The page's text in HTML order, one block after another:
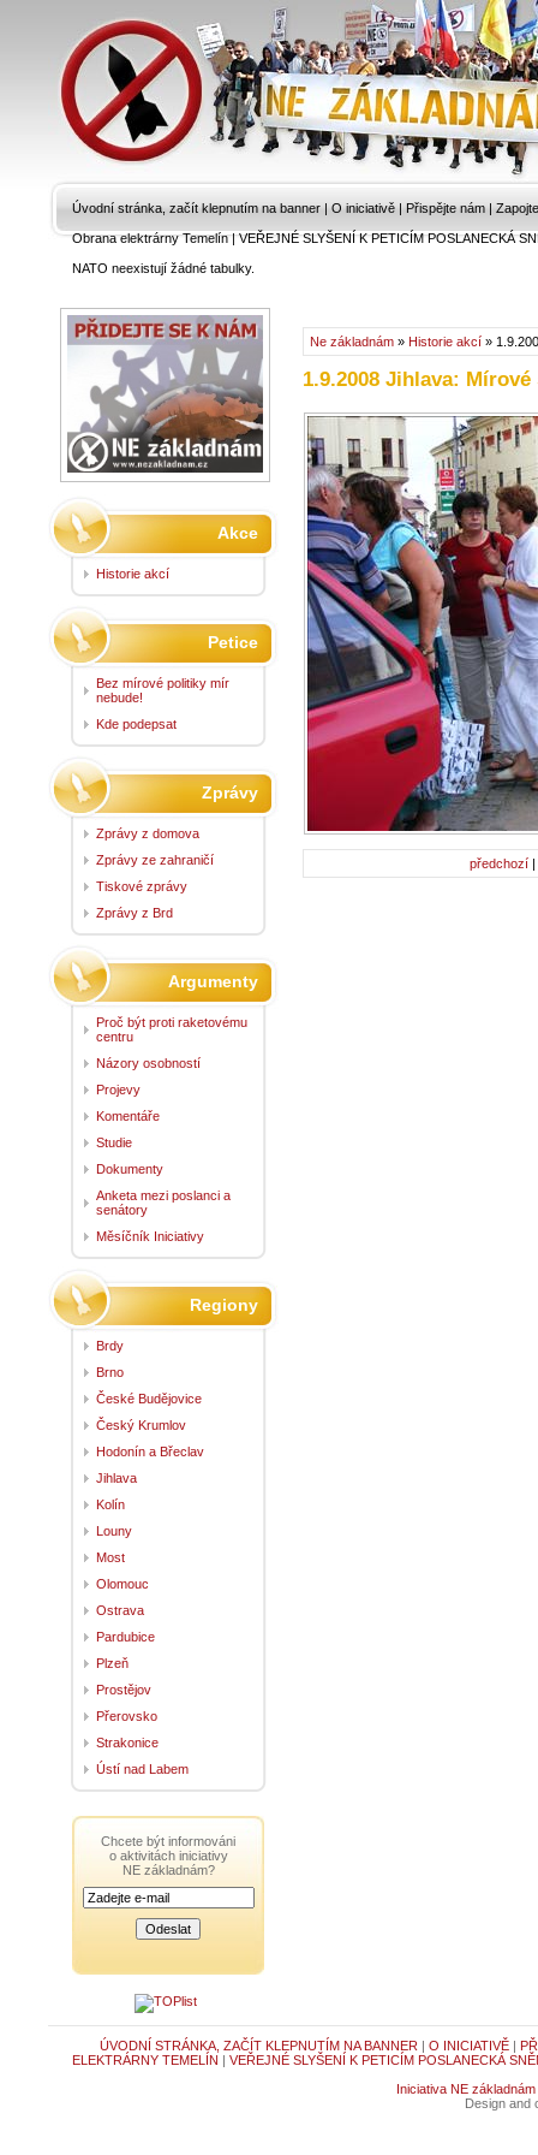
Úvodní stránka, začít klepnutím na banner | O iniciativě | Přispějte nám |
Obrana elektrárny Temelín|VEŘEJNÉ SLYŠENÍ K PETICÍM POSLANECKÁ
NATO neexistují žádné tabulky.
Ne základnám » Historie akcí »
1.9.2008 Jihlava:
předchozí |
Akce
Historie akcí
Petice
Bez mírové politiky mír
nebude!
Kde podepsat
Zprávy
Zprávy z domova
Zprávy ze zahraničí
Tiskové zprávy
Zprávy z Brd
Argumenty
Proč být proti raketovému
centru
Názory osobností
Projevy
Komentáře
Studie
Dokumenty
Anketa mezi poslanci a
senátory
Měsíčník Iniciativy
Regiony
Brdy
Brno
České Budějovice
Český Krumlov
Hodonín a Břeclav
Jihlava
Kolín
Louny
Most
Olomouc
Ostrava
Pardubice
Plzeň
Prostějov
Přerovsko
Strakonice
Ústí nad Labem
Chcete být informováni
o aktivitách iniciativy
NE základnám?
ÚVODNÍ STRÁNKA, ZAČÍT KLEPNUTÍM NA BANNER | O INICIATIVĚ|
ELEKTRÁRNY TEMELÍN | VEŘEJNÉ SLYŠENÍ K PETICÍM POSLANECKÁ
Iniciativa NE základnám
Design and